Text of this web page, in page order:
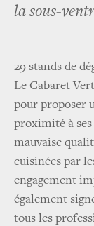
la sous-
29 stands de
Le Cabaret
pour proposer
proximité à ses
mauvaise
cuisinées par
engagement
également
tous les